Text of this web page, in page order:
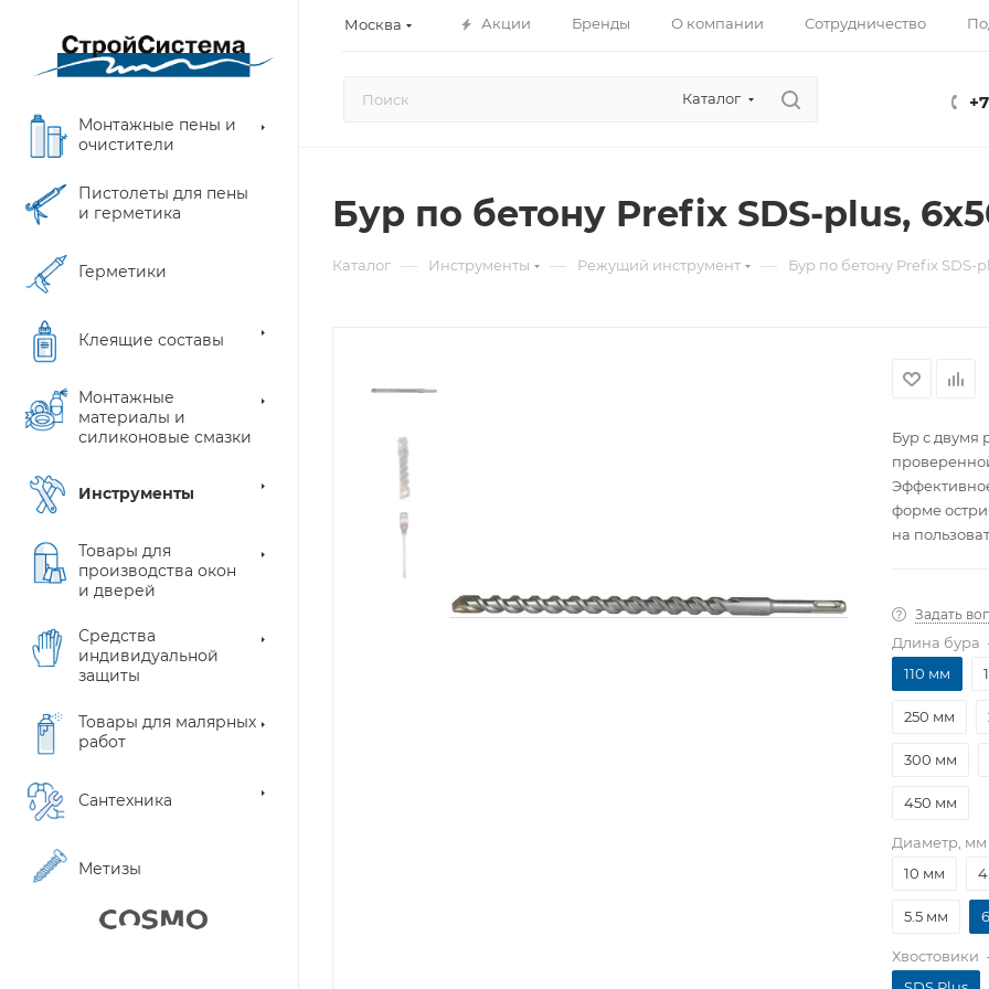
Москва Акции Бренды О компании Сотрудничество
Каталог
Монтажные пены и
очистители
Пистолеты для пены
и герметика
Герметики
Клеящие составы
Монтажные
материалы и
силиконовые смазки
Инструменты
Товары для
производства окон
и дверей
Средства
индивидуальной
защиты
Товары для малярных
работ
Сантехника
Метизы
Бур по бетону Prefix SDS-plus,
Каталог — Инструменты — Режущий инструмент — Бур по бетону Prefix SDS-
Бур с двумя
форме
на
который
Задать
Длина бура
110 мм
250 мм
300 мм
450 мм
Диаметр, мм
10 мм
5.5 мм
Хвостовики